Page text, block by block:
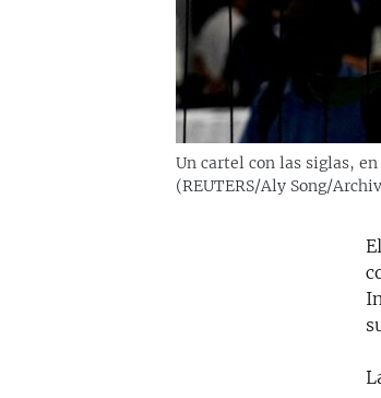
Un cartel con las siglas,
(REUTERS/Aly Song/